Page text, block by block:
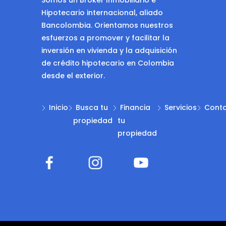
Hipotecario internacional, aliado
Bancolombia. Orientamos nuestros
esfuerzos a promover y facilitar la
inversión en vivienda y la adquisición
de crédito hipotecario en Colombia
desde el exterior.
Inicio
Busca tu
propiedad
Financia
tu
propiedad
Servicios